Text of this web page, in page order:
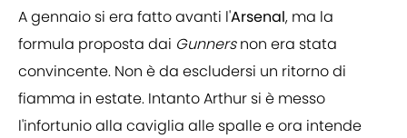
A gennaio si era fatto avanti l'Arsenal, ma la
formula proposta dai Gunnersnon era stata
convincente. Non è da escludersi un ritorno di
fiamma in estate. Intanto Arthur si è messo
l'infortunio alla caviglia alle spalle e ora intende